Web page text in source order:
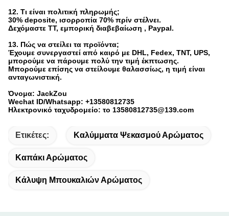
12. Τι είναι πολιτική πληρωμής;
30% deposite, ισορροπία 70% πρίν στέλνει.
Δεχόμαστε TT, εμπορική διαβεβαίωση , Paypal.
13. Πώς να στείλει τα προϊόντα;
Έχουμε συνεργαστεί από καιρό με DHL, Fedex, TNT, UPS,
μπορούμε να πάρουμε πολύ την τιμή έκπτωσης.
Μπορούμε επίσης να στείλουμε θαλασσίως, η τιμή είναι
ανταγωνιστική.
Όνομα: JackZou
Wechat ID/Whatsapp: +13580812735
Ηλεκτρονικό ταχυδρομείο: το 13580812735@139.com
Ετικέτες: Καλύμματα Ψεκασμού Αρώματος
Καπάκι Αρώματος
Κάλυψη Μπουκαλιών Αρώματος